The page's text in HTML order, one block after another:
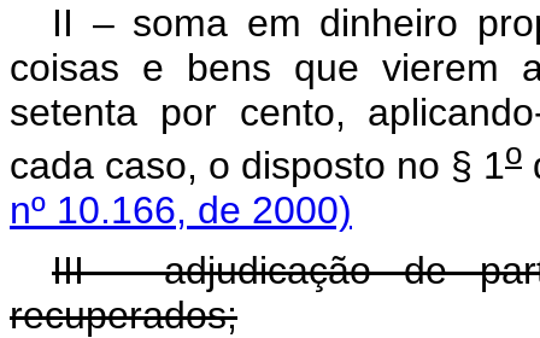
II – soma em dinheiro
coisas e bens que vierem
setenta por cento,
cada caso, o disposto no § 1o
nº 10.166, de 2000)
III - adjudicação de
recuperados;